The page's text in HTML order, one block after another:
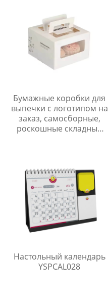
ручкой
Бумажные коробки для
выпечки с логотипом на
заказ, самосборные,
роскошные складные
Настольный календарь
YSPCAL028